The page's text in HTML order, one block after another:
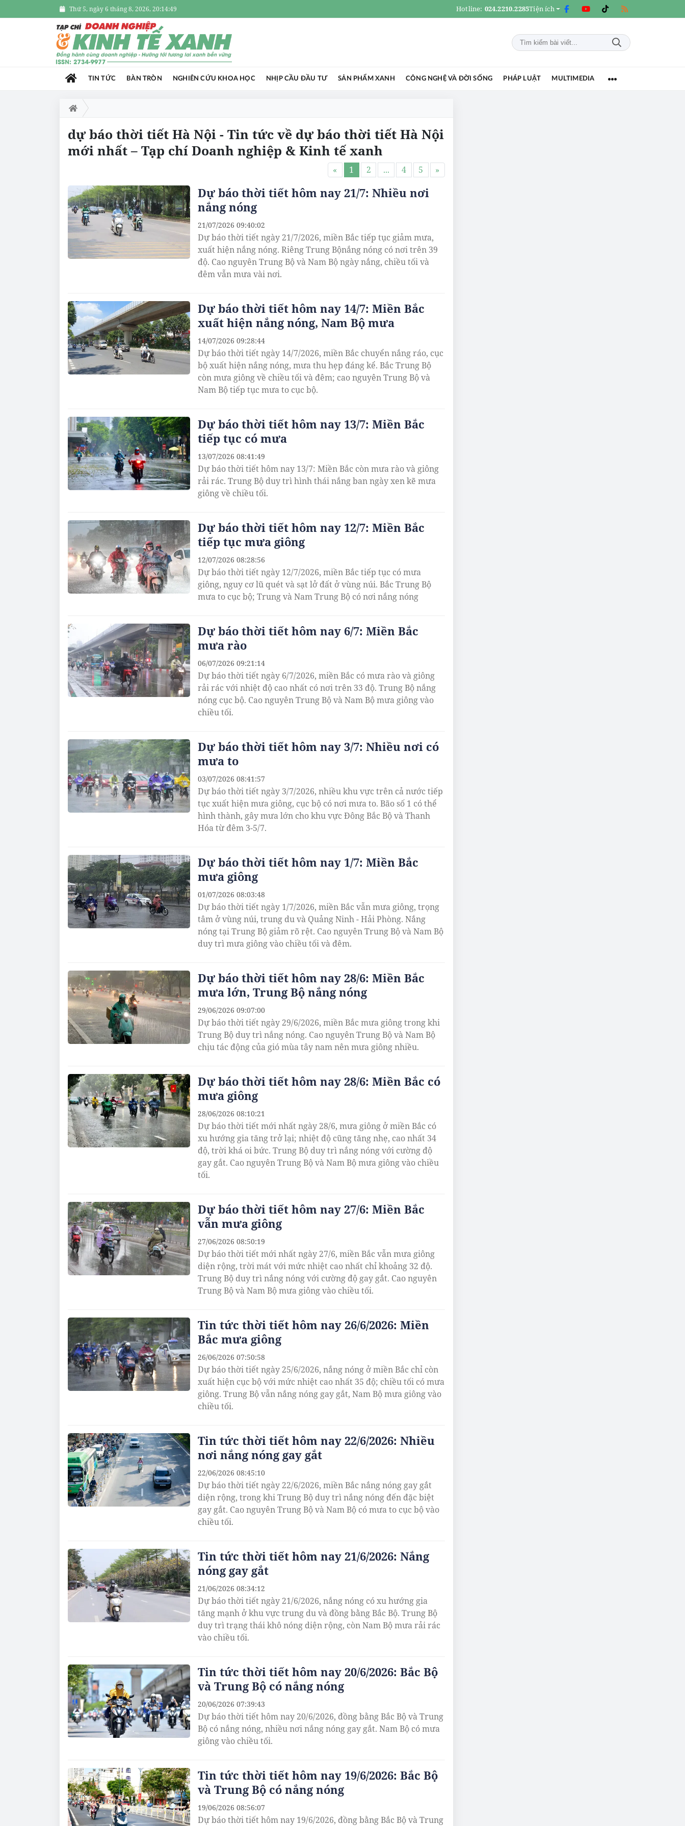
Thứ 5, ngày 6 tháng 8, 2026, 20:14:50 Hotline: 024.2210.2285Tiện ích
TIN TỨC BÀN TRÒN NGHIÊN CỨU KHOA HỌC NHỊP CẦU ĐẦU TƯ SẢN PHẨM XANH CÔNG NGHỆ VÀ ĐỜI SỐNG PHÁP LUẬT MULTIMEDIA
dự báo thời tiết Hà Nội - Tin tức về dự báo thời tiết Hà Nội
mới nhất – Tạp chí Doanh nghiệp & Kinh tế xanh
« 1 2 ... 4 5 »
Dự báo thời tiết hôm nay 21/7: Nhiều nơi
nắng nóng
Dự báo thời tiết ngày 21/7/2026, miền Bắc tiếp tục giảm mưa,
xuất hiện nắng nóng. Riêng Trung Bộnắng nóng có nơi trên 39
độ. Cao nguyên Trung Bộ và Nam Bộ ngày nắng, chiều tối và
đêm vẫn mưa vài nơi.
21/07/2026 09:40:02
Dự báo thời tiết hôm nay 14/7: Miền Bắc
xuất hiện nắng nóng, Nam Bộ mưa
Dự báo thời tiết ngày 14/7/2026, miền Bắc chuyển nắng ráo, cục
bộ xuất hiện nắng nóng, mưa thu hẹp đáng kể. Bắc Trung Bộ
còn mưa giông về chiều tối và đêm; cao nguyên Trung Bộ và
Nam Bộ tiếp tục mưa to cục bộ.
14/07/2026 09:28:44
Dự báo thời tiết hôm nay 13/7: Miền Bắc
tiếp tục có mưa
Dự báo thời tiết hôm nay 13/7: Miền Bắc còn mưa rào và giông
rải rác. Trung Bộ duy trì hình thái nắng ban ngày xen kẽ mưa
giông về chiều tối.
13/07/2026 08:41:49
Dự báo thời tiết hôm nay 12/7: Miền Bắc
tiếp tục mưa giông
Dự báo thời tiết ngày 12/7/2026, miền Bắc tiếp tục có mưa
giông, nguy cơ lũ quét và sạt lở đất ở vùng núi. Bắc Trung Bộ
mưa to cục bộ; Trung và Nam Trung Bộ có nơi nắng nóng
12/07/2026 08:28:56
Dự báo thời tiết hôm nay 6/7: Miền Bắc
mưa rào
Dự báo thời tiết ngày 6/7/2026, miền Bắc có mưa rào và giông
rải rác với nhiệt độ cao nhất có nơi trên 33 độ. Trung Bộ nắng
nóng cục bộ. Cao nguyên Trung Bộ và Nam Bộ mưa giông vào
chiều tối.
06/07/2026 09:21:14
Dự báo thời tiết hôm nay 3/7: Nhiều nơi có
mưa to
Dự báo thời tiết ngày 3/7/2026, nhiều khu vực trên cả nước tiếp
tục xuất hiện mưa giông, cục bộ có nơi mưa to. Bão số 1 có thể
hình thành, gây mưa lớn cho khu vực Đông Bắc Bộ và Thanh
Hóa từ đêm 3-5/7.
03/07/2026 08:41:57
Dự báo thời tiết hôm nay 1/7: Miền Bắc
mưa giông
Dự báo thời tiết ngày 1/7/2026, miền Bắc vẫn mưa giông, trọng
tâm ở vùng núi, trung du và Quảng Ninh - Hải Phòng. Nắng
nóng tại Trung Bộ giảm rõ rệt. Cao nguyên Trung Bộ và Nam Bộ
duy trì mưa giông vào chiều tối và đêm.
01/07/2026 08:03:48
Dự báo thời tiết hôm nay 28/6: Miền Bắc
mưa lớn, Trung Bộ nắng nóng
Dự báo thời tiết ngày 29/6/2026, miền Bắc mưa giông trong khi
Trung Bộ duy trì nắng nóng. Cao nguyên Trung Bộ và Nam Bộ
chịu tác động của gió mùa tây nam nên mưa giông nhiều.
29/06/2026 09:07:00
Dự báo thời tiết hôm nay 28/6: Miền Bắc có
mưa giông
Dự báo thời tiết mới nhất ngày 28/6, mưa giông ở miền Bắc có
xu hướng gia tăng trở lại; nhiệt độ cũng tăng nhẹ, cao nhất 34
độ, trời khá oi bức. Trung Bộ duy trì nắng nóng với cường độ
gay gắt. Cao nguyên Trung Bộ và Nam Bộ mưa giông vào chiều
tối.
28/06/2026 08:10:21
Dự báo thời tiết hôm nay 27/6: Miền Bắc
vẫn mưa giông
Dự báo thời tiết mới nhất ngày 27/6, miền Bắc vẫn mưa giông
diện rộng, trời mát với mức nhiệt cao nhất chỉ khoảng 32 độ.
Trung Bộ duy trì nắng nóng với cường độ gay gắt. Cao nguyên
Trung Bộ và Nam Bộ mưa giông vào chiều tối.
27/06/2026 08:50:19
Tin tức thời tiết hôm nay 26/6/2026: Miền
Bắc mưa giông
Dự báo thời tiết ngày 25/6/2026, nắng nóng ở miền Bắc chỉ còn
xuất hiện cục bộ với mức nhiệt cao nhất 35 độ; chiều tối có mưa
giông. Trung Bộ vẫn nắng nóng gay gắt, Nam Bộ mưa giông vào
chiều tối.
26/06/2026 07:50:58
Tin tức thời tiết hôm nay 22/6/2026: Nhiều
nơi nắng nóng gay gắt
Dự báo thời tiết ngày 22/6/2026, miền Bắc nắng nóng gay gắt
diện rộng, trong khi Trung Bộ duy trì nắng nóng đến đặc biệt
gay gắt. Cao nguyên Trung Bộ và Nam Bộ có mưa to cục bộ vào
chiều tối.
22/06/2026 08:45:10
Tin tức thời tiết hôm nay 21/6/2026: Nắng
nóng gay gắt
Dự báo thời tiết ngày 21/6/2026, nắng nóng có xu hướng gia
tăng mạnh ở khu vực trung du và đồng bằng Bắc Bộ. Trung Bộ
duy trì trạng thái khô nóng diện rộng, còn Nam Bộ mưa rải rác
vào chiều tối.
21/06/2026 08:34:12
Tin tức thời tiết hôm nay 20/6/2026: Bắc Bộ
và Trung Bộ có nắng nóng
Dự báo thời tiết hôm nay 20/6/2026, đồng bằng Bắc Bộ và Trung
Bộ có nắng nóng, nhiều nơi nắng nóng gay gắt. Nam Bộ có mưa
giông vào chiều tối.
20/06/2026 07:39:43
Tin tức thời tiết hôm nay 19/6/2026: Bắc Bộ
và Trung Bộ có nắng nóng
Dự báo thời tiết hôm nay 19/6/2026, đồng bằng Bắc Bộ và Trung
19/06/2026 08:56:07